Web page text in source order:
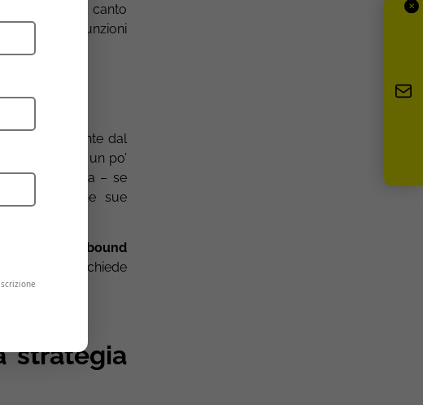
D’altro canto
ad altre 3 funzioni
dal
ci stiamo un po’
e proprio, ma – se
alcune sue
l’inbound
che richiede
strategia
✕